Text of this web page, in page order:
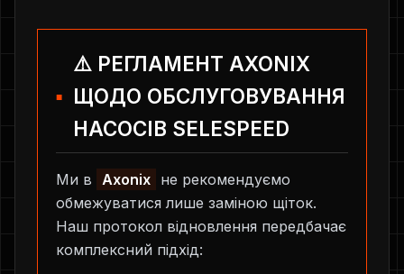
⚠️ РЕГЛАМЕНТ AXONIX
ЩОДО ОБСЛУГОВУВАННЯ
НАСОСІВ SELESPEED
Ми в Axonix не рекомендуємо
обмежуватися лише заміною щіток.
Наш протокол відновлення передбачає
комплексний підхід: